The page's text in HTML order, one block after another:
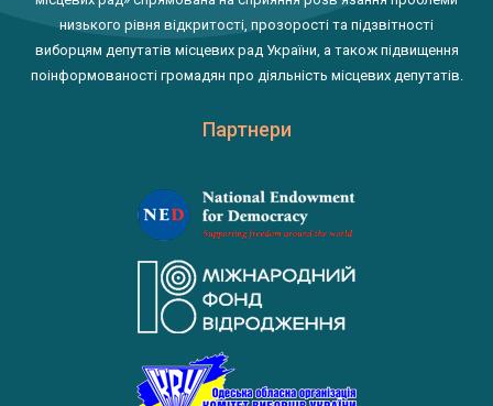
низького рівня відкритості, прозорості та підзвітності
виборцям депутатів місцевих рад України, а також підвищення
поінформованості громадян про діяльність місцевих депутатів.
Партнери